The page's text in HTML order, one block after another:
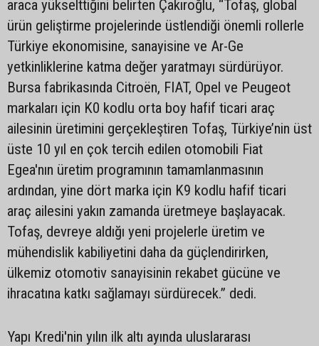
araca yükselttiğini belirten Çakıroğlu, “Tofaş, global
ürün geliştirme projelerinde üstlendiği önemli rollerle
Türkiye ekonomisine, sanayisine ve Ar-Ge
yetkinliklerine katma değer yaratmayı sürdürüyor.
Bursa fabrikasında Citroën, FIAT, Opel ve Peugeot
markaları için K0 kodlu orta boy hafif ticari araç
ailesinin üretimini gerçekleştiren Tofaş, Türkiye’nin üst
üste 10 yıl en çok tercih edilen otomobili Fiat
Egea'nın üretim programının tamamlanmasının
ardından, yine dört marka için K9 kodlu hafif ticari
araç ailesini yakın zamanda üretmeye başlayacak.
Tofaş, devreye aldığı yeni projelerle üretim ve
mühendislik kabiliyetini daha da güçlendirirken,
ülkemiz otomotiv sanayisinin rekabet gücüne ve
ihracatına katkı sağlamayı sürdürecek.” dedi.
Yapı Kredi'nin yılın ilk altı ayında uluslararası